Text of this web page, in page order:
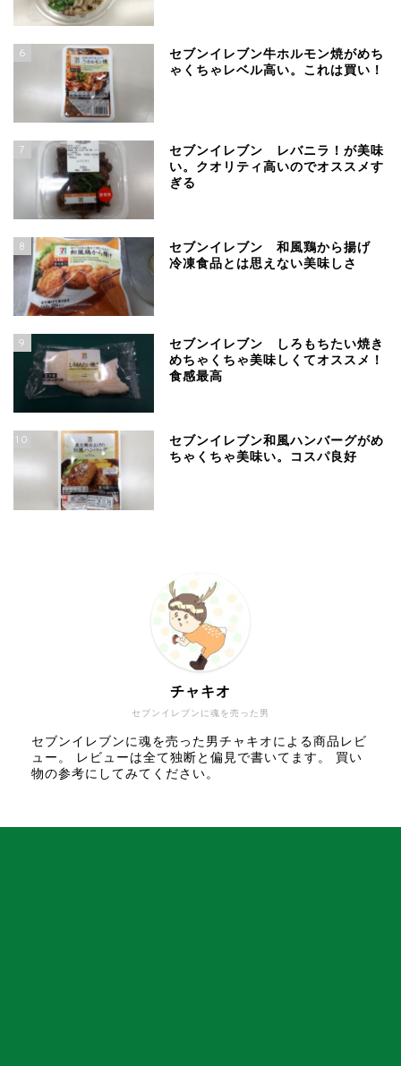
6
セブンイレブン牛ホルモン焼がめち
ゃくちゃレベル高い。これは買い！
7
セブンイレブン レバニラ！が美味
い。クオリティ高いのでオススメす
ぎる
8
セブンイレブン 和風鶏から揚げ
冷凍食品とは思えない美味しさ
9
セブンイレブン しろもちたい焼き
めちゃくちゃ美味しくてオススメ！
食感最高
10
セブンイレブン和風ハンバーグがめ
ちゃくちゃ美味い。コスパ良好
セブンイレブンに魂を売った男
チャキオ
セブンイレブンに魂を売った男チャキオによる商品レビ
ュー。 レビューは全て独断と偏見で書いてます。 買い
物の参考にしてみてください。